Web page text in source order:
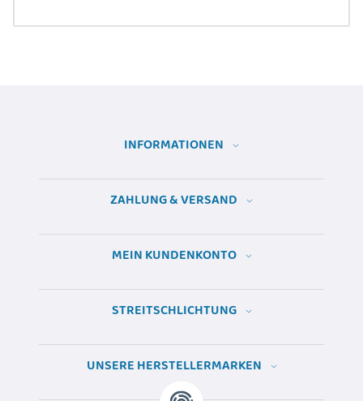
INFORMATIONEN
ZAHLUNG & VERSAND
MEIN KUNDENKONTO
STREITSCHLICHTUNG
UNSERE HERSTELLERMARKEN